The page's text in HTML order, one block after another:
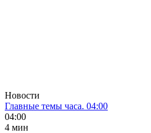
Новости
Главные темы часа. 04:00
04:00
4 мин